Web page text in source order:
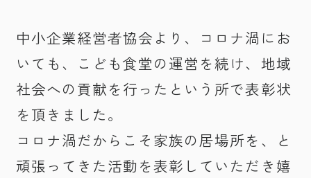
中小企業経営者協会より、コロナ渦にお
いても、こども食堂の運営を続け、地域
社会への貢献を行ったという所で表彰状
を頂きました。
コロナ渦だからこそ家族の居場所を、と
頑張ってきた活動を表彰していただき嬉